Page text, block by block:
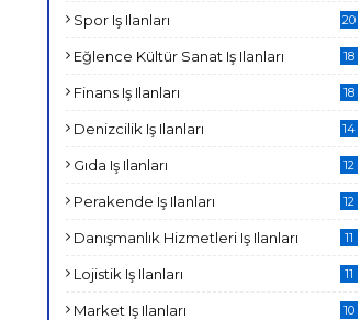
Spor Iş Ilanları 20
Eğlence Kültür Sanat Iş Ilanları 18
Finans Iş Ilanları 18
Denizcilik Iş Ilanları 14
Gıda Iş Ilanları 12
Perakende Iş Ilanları 12
Danışmanlık Hizmetleri Iş Ilanları 11
Lojistik Iş Ilanları 11
Market Iş Ilanları 10